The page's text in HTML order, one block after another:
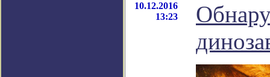
10.12.2016
13:23